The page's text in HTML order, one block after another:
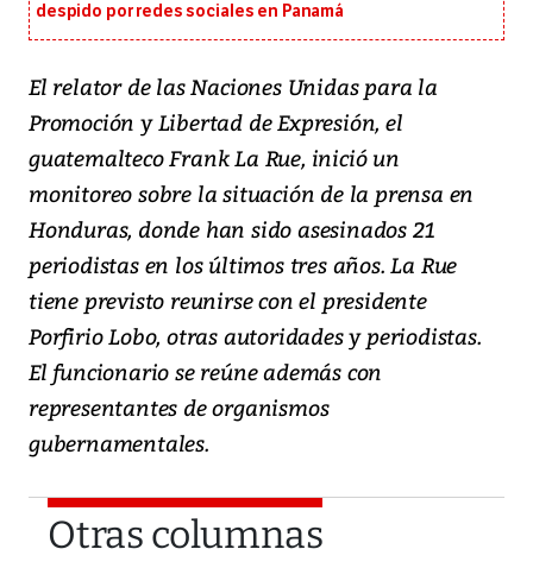
despido por redes sociales en Panamá
El relator de las Naciones Unidas para la
Promoción y Libertad de Expresión, el
guatemalteco Frank La Rue, inició un
monitoreo sobre la situación de la prensa en
Honduras, donde han sido asesinados 21
periodistas en los últimos tres años. La Rue
tiene previsto reunirse con el presidente
Porfirio Lobo, otras autoridades y periodistas.
El funcionario se reúne además con
representantes de organismos
gubernamentales.
Otras columnas